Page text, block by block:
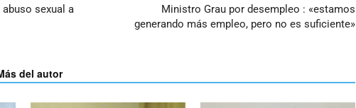
sexual a
Ministro Grau por desempleo : «estamos
generando más empleo, pero no es suficiente»
del autor